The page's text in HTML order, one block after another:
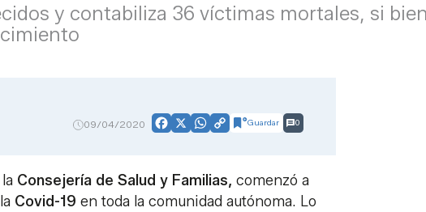
y contabiliza 36 víctimas mortales, si
09/04/2020 Facebook
X WhatsApp
CopyGuardar 0
Consejería de Salud y Familias, comenzó a
Covid-19 en toda la comunidad autónoma. Lo